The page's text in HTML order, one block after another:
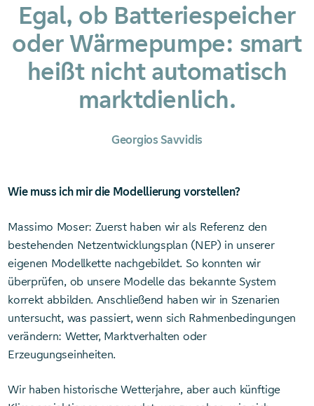
Egal, ob Batteriespeicher
oder Wärmepumpe: smart
heißt nicht automatisch
marktdienlich.
Georgios Savvidis
Wie muss ich mir die Modellierung vorstellen?
Massimo Moser: Zuerst haben wir als Referenz den
bestehenden Netzentwicklungsplan (NEP) in unserer
eigenen Modellkette nachgebildet. So konnten wir
überprüfen, ob unsere Modelle das bekannte System
korrekt abbilden. Anschließend haben wir in Szenarien
untersucht, was passiert, wenn sich Rahmenbedingungen
verändern: Wetter, Marktverhalten oder
Erzeugungseinheiten.
Wir haben historische Wetterjahre, aber auch künftige